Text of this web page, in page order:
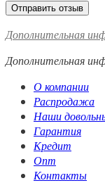
Дополнительная
Дополнительная
О компании
Распродажа
Наши
Гарантия
Кредит
Опт
Контакты